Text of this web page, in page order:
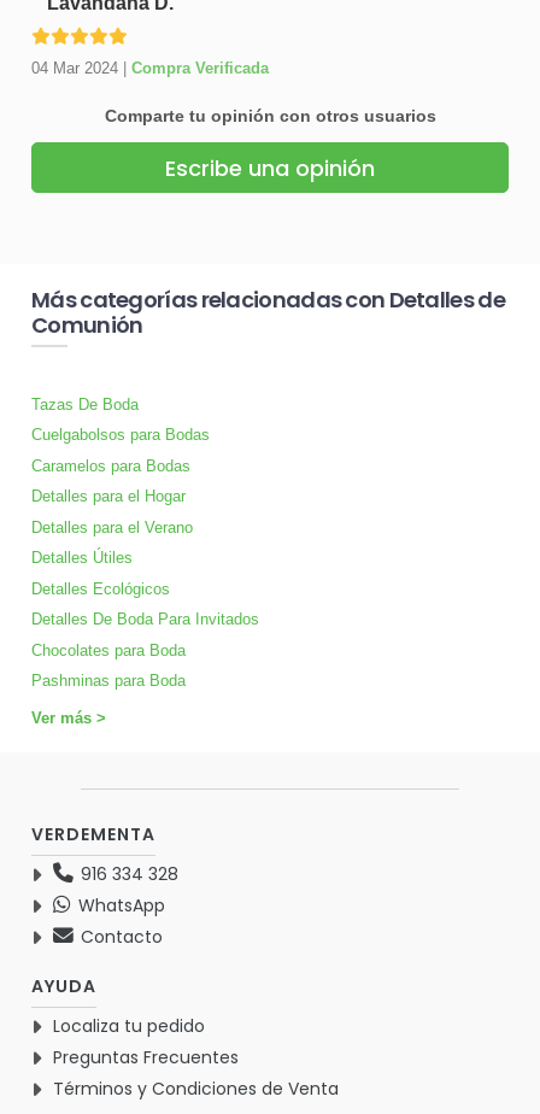
04 Mar 2024 Compra Verificada
Comparte tu opinión con otros usuarios
Escribe una opinión
Más categorías relacionadas con Detalles de
Comunión
Tazas De Boda
Cuelgabolsos para Bodas
Caramelos para Bodas
Detalles para el Hogar
Detalles para el Verano
Detalles Útiles
Detalles Ecológicos
Detalles De Boda Para Invitados
Chocolates para Boda
Pashminas para Boda
Ver más >
VERDEMENTA
916 334 328
WhatsApp
Contacto
AYUDA
Localiza tu pedido
Preguntas Frecuentes
Términos y Condiciones de Venta